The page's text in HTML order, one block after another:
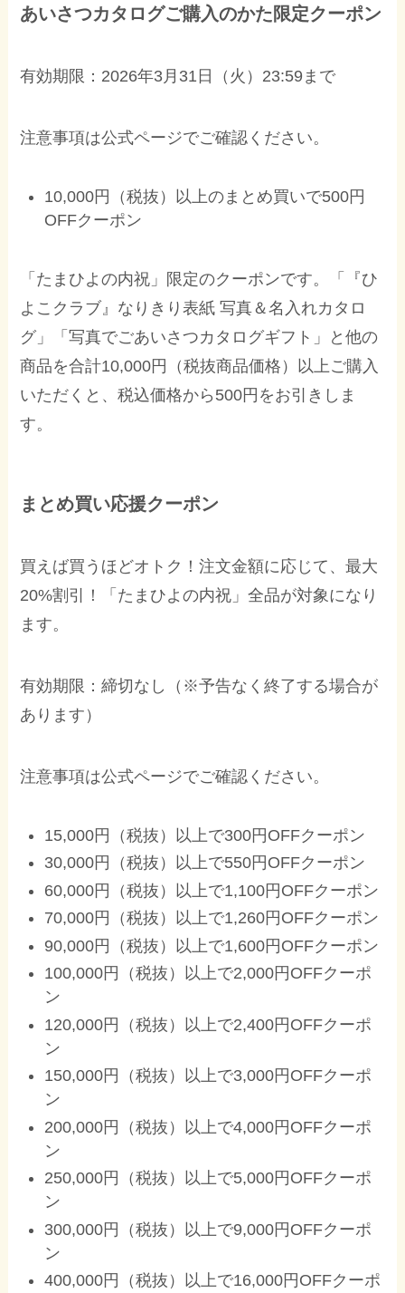
あいさつカタログご購入のかた限定クーポン
有効期限：2026年3月31日（火）23:59まで
注意事項は公式ページでご確認ください。
10,000円（税抜）以上のまとめ買いで500円
OFFクーポン
「たまひよの内祝」限定のクーポンです。「『ひ
よこクラブ』なりきり表紙 写真＆名入れカタロ
グ」「写真でごあいさつカタログギフト」と他の
商品を合計10,000円（税抜商品価格）以上ご購入
いただくと、税込価格から500円をお引きしま
す。
まとめ買い応援クーポン
買えば買うほどオトク！注文金額に応じて、最大
20%割引！「たまひよの内祝」全品が対象になり
ます。
有効期限：締切なし（※予告なく終了する場合が
あります）
注意事項は公式ページでご確認ください。
15,000円（税抜）以上で300円OFFクーポン
30,000円（税抜）以上で550円OFFクーポン
60,000円（税抜）以上で1,100円OFFクーポン
70,000円（税抜）以上で1,260円OFFクーポン
90,000円（税抜）以上で1,600円OFFクーポン
100,000円（税抜）以上で2,000円OFFクーポ
ン
120,000円（税抜）以上で2,400円OFFクーポ
ン
150,000円（税抜）以上で3,000円OFFクーポ
ン
200,000円（税抜）以上で4,000円OFFクーポ
ン
250,000円（税抜）以上で5,000円OFFクーポ
ン
300,000円（税抜）以上で9,000円OFFクーポ
ン
400,000円（税抜）以上で16,000円OFFクーポ